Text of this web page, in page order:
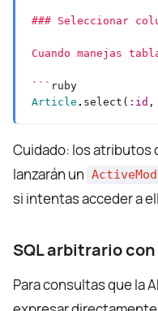
```
Article . select( :id ,
Cuidado: los atributos
lanzarán un
si intentas acceder a
SQL arbitrario con
Para consultas que la